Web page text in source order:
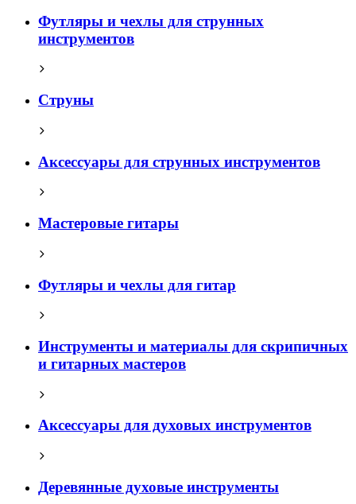
Футляры и чехлы для струнных
инструментов
Струны
Аксессуары для струнных инструментов
Мастеровые гитары
Футляры и чехлы для гитар
Инструменты и материалы для скрипичных
и гитарных мастеров
Аксессуары для духовых инструментов
Деревянные духовые инструменты